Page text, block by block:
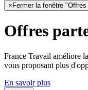
× Fermer la fenêtre
Offres
France Travail améliore
vous proposant plus
En savoir plus